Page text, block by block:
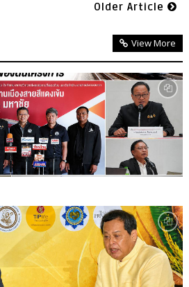
Older Article
View More